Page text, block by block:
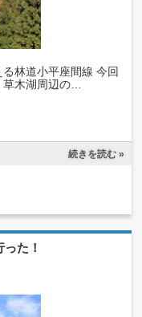
林道小平座間線 今回
草木湖周辺の…
続きを読む »
た！